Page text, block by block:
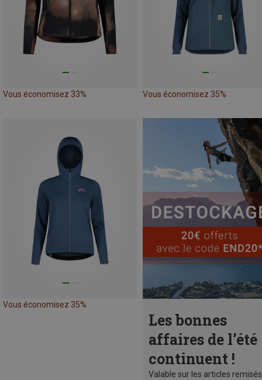
Vous économisez 33% Vous économisez 35%
Vous économisez 35%
Les bonnes
affaires de l’été
continuent !
Valable sur les articles remisés